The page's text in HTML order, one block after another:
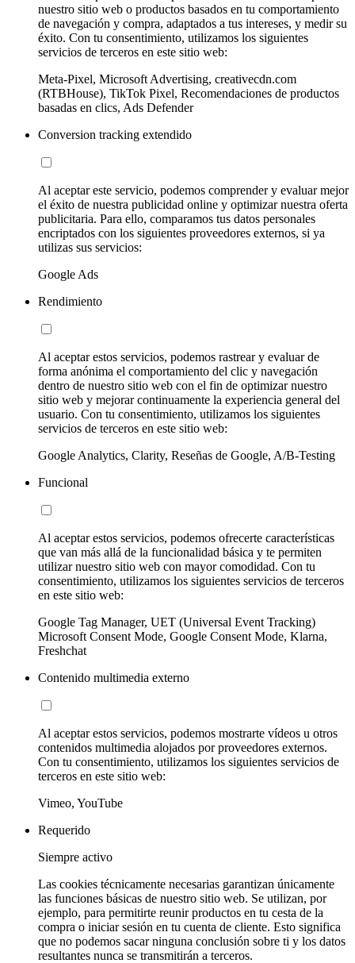
nuestro sitio web o productos basados en tu comportamiento
de navegación y compra, adaptados a tus intereses, y medir su
éxito. Con tu consentimiento, utilizamos los siguientes
servicios de terceros en este sitio web:
Meta-Pixel, Microsoft Advertising, creativecdn.com
(RTBHouse), TikTok Pixel, Recomendaciones de productos
basadas en clics, Ads Defender
Conversion tracking extendido
Al aceptar este servicio, podemos comprender y evaluar mejor
el éxito de nuestra publicidad online y optimizar nuestra oferta
publicitaria. Para ello, comparamos tus datos personales
encriptados con los siguientes proveedores externos, si ya
utilizas sus servicios:
Google Ads
Rendimiento
Al aceptar estos servicios, podemos rastrear y evaluar de
forma anónima el comportamiento del clic y navegación
dentro de nuestro sitio web con el fin de optimizar nuestro
sitio web y mejorar continuamente la experiencia general del
usuario. Con tu consentimiento, utilizamos los siguientes
servicios de terceros en este sitio web:
Google Analytics, Clarity, Reseñas de Google, A/B-Testing
Funcional
Al aceptar estos servicios, podemos ofrecerte características
que van más allá de la funcionalidad básica y te permiten
utilizar nuestro sitio web con mayor comodidad. Con tu
consentimiento, utilizamos los siguientes servicios de terceros
en este sitio web:
Google Tag Manager, UET (Universal Event Tracking)
Microsoft Consent Mode, Google Consent Mode, Klarna,
Freshchat
Contenido multimedia externo
Al aceptar estos servicios, podemos mostrarte vídeos u otros
contenidos multimedia alojados por proveedores externos.
Con tu consentimiento, utilizamos los siguientes servicios de
terceros en este sitio web:
Vimeo, YouTube
Requerido
Siempre activo
Las cookies técnicamente necesarias garantizan únicamente
las funciones básicas de nuestro sitio web. Se utilizan, por
ejemplo, para permitirte reunir productos en tu cesta de la
compra o iniciar sesión en tu cuenta de cliente. Esto significa
que no podemos sacar ninguna conclusión sobre ti y los datos
resultantes nunca se transmitirán a terceros.